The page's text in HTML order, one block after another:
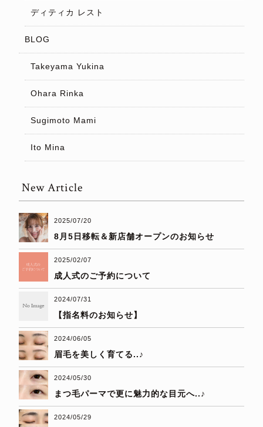
ディティカ レスト
BLOG
Takeyama Yukina
Ohara Rinka
Sugimoto Mami
Ito Mina
New Article
2025/07/20
8月5日移転＆新店舗オープンのお知らせ
2025/02/07
成人式のご予約について
2024/07/31
【指名料のお知らせ】
2024/06/05
眉毛を美しく育てる..♪
2024/05/30
まつ毛パーマで更に魅力的な目元へ..♪
2024/05/29